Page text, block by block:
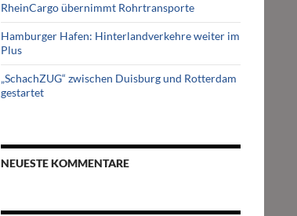
RheinCargo übernimmt Rohrtransporte
Hamburger Hafen: Hinterlandverkehre weiter im
Plus
„SchachZUG“ zwischen Duisburg und Rotterdam
gestartet
NEUESTE KOMMENTARE